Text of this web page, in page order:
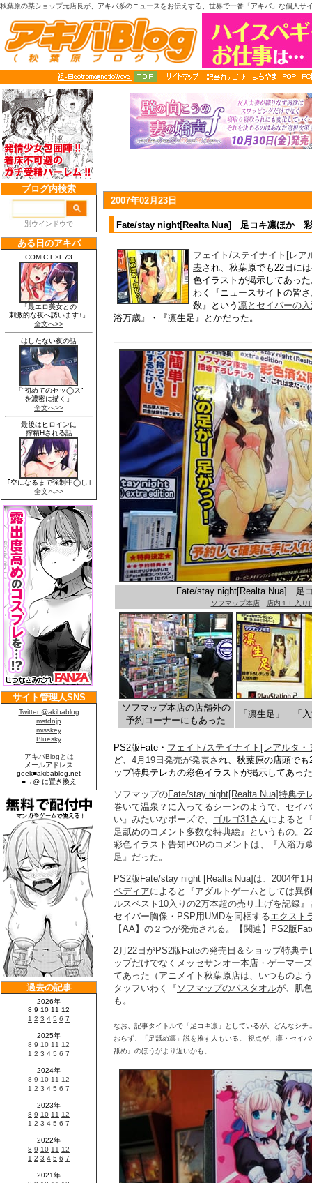
秋葉原の某ショップ元店長が、アキバ系のニュースをお伝えする、世界で一番「アキバ」な個人サ
2007年02月23日
Fate/stay night[Realta Nua] 足コキ凛ほか 彩
フェイト/ステイナイト[レア
表され、秋葉原でも22日に
色イラストが掲示してあっ
わく『ニュースサイトの皆
数』という 凛とセイバーの
浴万歳』・『凛生足』とかだった。
Fate/stay night[Realta Nua] 足
ソフマップ本店 店内１Ｆ入り
ソフマップ本店の店舗外の
予約コーナーにもあった
「凛生足」 「
PS2版Fate・ フェイト/ステイナイト[レアルタ・
ど、 4月19日発売が発表さ れ、秋葉原の店頭で
ップ特典テレカの彩色イラストが掲示してあっ
ソフマップのFate/stay night[Realta Nua]特典テ
巻いて温泉？に入ってるシーンのようで、セイ
い』みたいなポーズで、 ゴルゴ31さんによると
足舐めのコメント多数な特典絵』というもの。
彩色イラスト告知POPのコメントは、『入浴万
足』だった。
PS2版Fate/stay night [Realta Nua]は、2004年1
ペディアによると『アダルトゲームとしては異
ルスベスト10入りの2万本超の売り上げを記録』
セイバー胸像・PSP用UMDを同梱するエクスト
【AA】の２つが発売される。【関連】
PS2版
2月22日がPS2版Fateの発売日＆ショップ特典
ップだけでなくメッセサンオー本店・ゲーマー
てあった（アニメイト秋葉原店は、いつものよ
タッフいわく『 ソフマップのバスタオルが、肌
も。
なお、記事タイトルで「足コキ凛」としているが、どんなシ
おらず、「足舐め凛」説を推す人もいる。 視点が、凛・セイ
舐め』のほうがより近いかも。